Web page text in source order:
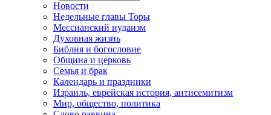
Новости
Недельные главы Торы
Мессианский иудаизм
Духовная жизнь
Библия и богословие
Община и церковь
Семья и брак
Календарь и праздники
Израиль, еврейская история, антисемитизм
Мир, общество, политика